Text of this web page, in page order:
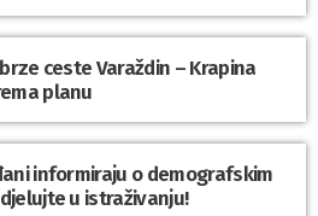
ceste Varaždin – Krapina
planu
informiraju o demografskim
u istraživanju!